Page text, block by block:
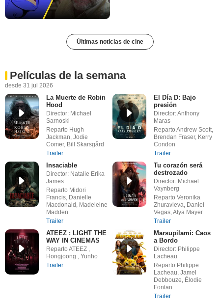
Últimas noticias de cine
Películas de la semana
desde 31 jul 2026
La Muerte de Robin
Hood
Director: Michael
Sarnoski
Reparto Hugh
Jackman, Jodie
Comer, Bill Skarsgård
Trailer
El Día D: Bajo
presión
Director: Anthony
Maras
Reparto Andrew Scott,
Brendan Fraser, Kerry
Condon
Trailer
Insaciable
Director: Natalie Erika
James
Reparto Midori
Francis, Danielle
Macdonald, Madeleine
Madden
Trailer
Tu corazón será
destrozado
Director: Michael
Vaynberg
Reparto Veronika
Zhuravleva, Daniel
Vegas, Alya Mayer
Trailer
ATEEZ : LIGHT THE
WAY IN CINEMAS
Reparto ATEEZ ,
Hongjoong , Yunho
Trailer
Marsupilami: Caos
a Bordo
Director: Philippe
Lacheau
Reparto Philippe
Lacheau, Jamel
Debbouze, Élodie
Fontan
Trailer